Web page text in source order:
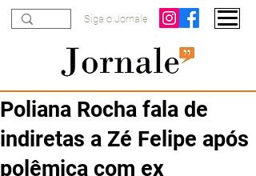
Siga o Jornale
Poliana Rocha fala de
indiretas a Zé Felipe após
polêmica com ex